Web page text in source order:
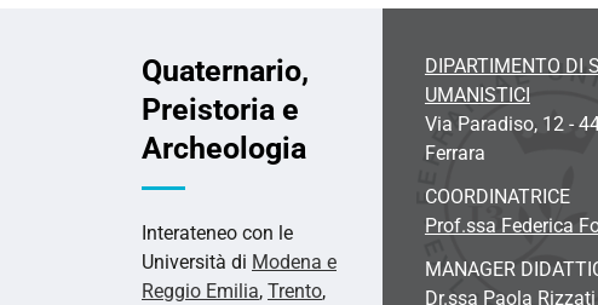
Quaternario,
Preistoria e
Archeologia
Interateneo con le
Università di Modena e
Reggio Emilia, Trento,
DIPARTIMENTO DI
UMANISTICI
Via Paradiso, 12 -
Ferrara
COORDINATRICE
Prof.ssa Federica
MANAGER
Dr.ssa Paola Rizzati